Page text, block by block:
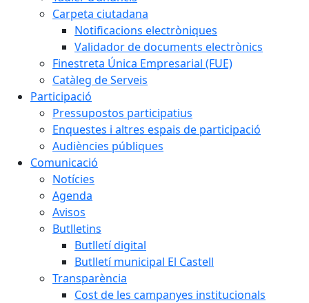
Carpeta ciutadana
Notificacions electròniques
Validador de documents electrònics
Finestreta Única Empresarial (FUE)
Catàleg de Serveis
Participació
Pressupostos participatius
Enquestes i altres espais de participació
Audiències públiques
Comunicació
Notícies
Agenda
Avisos
Butlletins
Butlletí digital
Butlletí municipal El Castell
Transparència
Cost de les campanyes institucionals